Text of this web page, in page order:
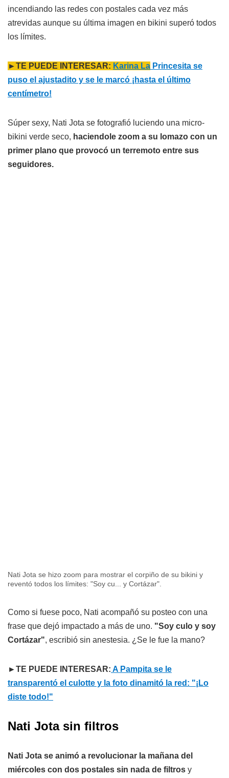
incendiando las redes con postales cada vez más
atrevidas aunque su última imagen en bikini superó todos
los límites.
►TE PUEDE INTERESAR: Karina La Princesita se
puso el ajustadito y se le marcó ¡hasta el último
centímetro!
Súper sexy, Nati Jota se fotografió luciendo una micro-
bikini verde seco, haciendole zoom a su lomazo con un
primer plano que provocó un terremoto entre sus
seguidores.
Nati Jota se hizo zoom para mostrar el corpiño de su bikini y
reventó todos los límites: "Soy cu... y Cortázar".
Como si fuese poco, Nati acompañó su posteo con una
frase que dejó impactado a más de uno. "Soy culo y soy
Cortázar", escribió sin anestesia. ¿Se le fue la mano?
►TE PUEDE INTERESAR: A Pampita se le
transparentó el culotte y la foto dinamitó la red: "¡Lo
diste todo!"
Nati Jota sin filtros
Nati Jota se animó a revolucionar la mañana del
miércoles con dos postales sin nada de filtros y